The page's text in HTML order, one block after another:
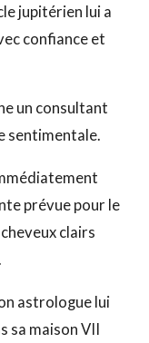
jupitérien lui a
confiance et
un consultant
sentimentale.
prévue pour le
clairs
astrologue lui
sa maison VII